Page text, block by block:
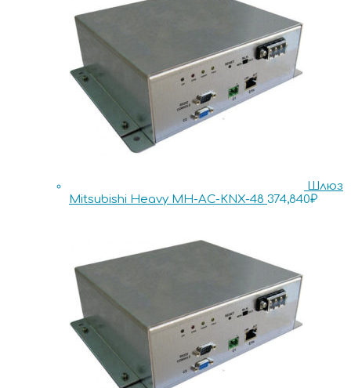
Шлюз
Mitsubishi Heavy MH-AC-KNX-48 374,840₽